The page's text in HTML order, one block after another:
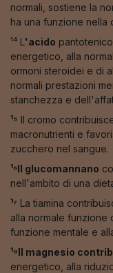
normali, sostiene la
ha una funzione nella
¹⁴ L 'acido
energetico, alla
ormoni steroidei e di
normali prestazioni
stanchezza e
¹⁵ Il cromo
macronutrienti e
zucchero nel sangue.
¹⁶Il glucomannano
nell'ambito di una
¹⁷ La tiamina
alla normale funzione
funzione mentale e
¹⁸Il magnesio
energetico, alla